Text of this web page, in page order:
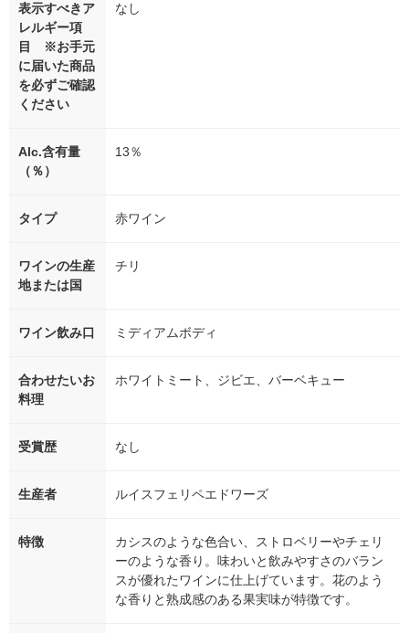
表示すべきア
レルギー項
目 ※お手元
に届いた商品
を必ずご確認
ください
なし
Alc.含有量
（％）
13％
タイプ 赤ワイン
ワインの生産
地または国
チリ
ワイン飲み口 ミディアムボディ
合わせたいお
料理
ホワイトミート、ジビエ、バーベキュー
受賞歴 なし
生産者 ルイスフェリペエドワーズ
特徴
カシスのような色合い、ストロベリーやチェリ
ーのような香り。味わいと飲みやすさのバラン
スが優れたワインに仕上げています。花のよう
な香りと熟成感のある果実味が特徴です。